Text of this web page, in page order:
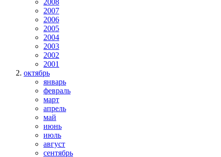
2008
2007
2006
2005
2004
2003
2002
2001
октябрь
январь
февраль
март
апрель
май
июнь
июль
август
сентябрь